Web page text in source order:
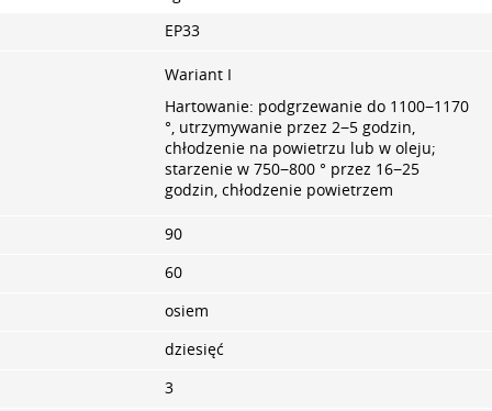
EP33
Wariant I
Hartowanie: podgrzewanie do 1100−1170
°, utrzymywanie przez 2−5 godzin,
chłodzenie na powietrzu lub w oleju;
starzenie w 750−800 ° przez 16−25
godzin, chłodzenie powietrzem
90
60
osiem
dziesięć
3